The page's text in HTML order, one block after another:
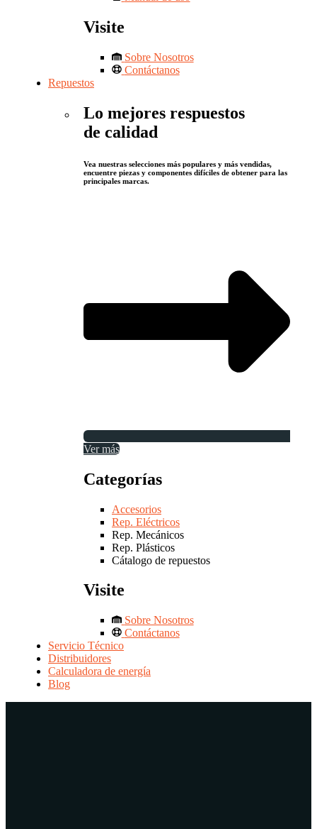
Visite
Sobre Nosotros
Contáctanos
Repuestos
Lo mejores respuestos
de calidad
Vea nuestras selecciones más populares y más vendidas,
encuentre piezas y componentes difíciles de obtener para las
principales marcas.
Ver más
Categorías
Accesorios
Rep. Eléctricos
Rep. Mecánicos
Rep. Plásticos
Cátalogo de repuestos
Visite
Sobre Nosotros
Contáctanos
Servicio Técnico
Distribuidores
Calculadora de energía
Blog